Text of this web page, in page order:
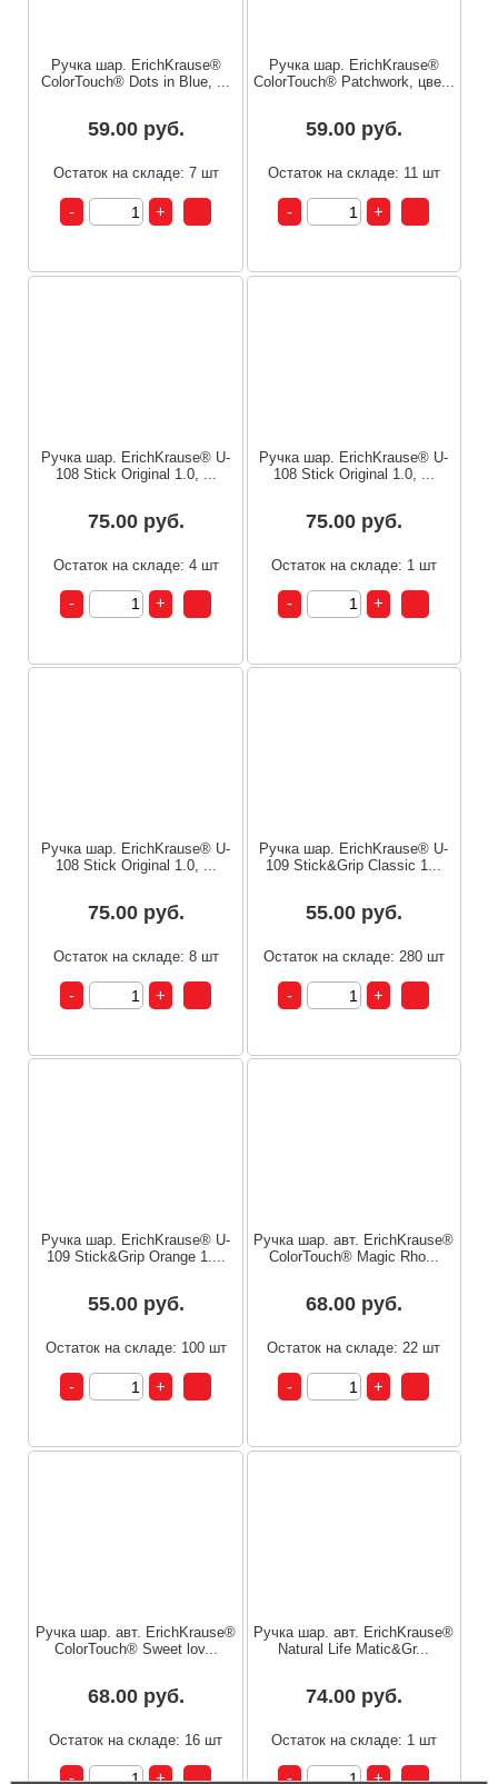
Ручка шар. ErichKrause®
ColorTouch® Dots in Blue, ...
59.00 руб.
Остаток на складе: 7 шт
Ручка шар. ErichKrause®
ColorTouch® Patchwork, цве...
59.00 руб.
Остаток на складе: 11 шт
Ручка шар. ErichKrause® U-
108 Stick Original 1.0, ...
75.00 руб.
Остаток на складе: 4 шт
Ручка шар. ErichKrause® U-
108 Stick Original 1.0, ...
75.00 руб.
Остаток на складе: 1 шт
Ручка шар. ErichKrause® U-
108 Stick Original 1.0, ...
75.00 руб.
Остаток на складе: 8 шт
Ручка шар. ErichKrause® U-
109 Stick&Grip Classic 1...
55.00 руб.
Остаток на складе: 280 шт
Ручка шар. ErichKrause® U-
109 Stick&Grip Orange 1....
55.00 руб.
Остаток на складе: 100 шт
Ручка шар. авт. ErichKrause®
ColorTouch® Magic Rho...
68.00 руб.
Остаток на складе: 22 шт
Ручка шар. авт. ErichKrause®
ColorTouch® Sweet lov...
68.00 руб.
Остаток на складе: 16 шт
Ручка шар. авт. ErichKrause®
Natural Life Matic&Gr...
74.00 руб.
Остаток на складе: 1 шт